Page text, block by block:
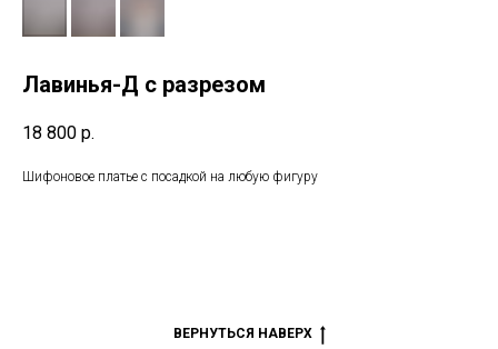
Лавинья-Д с разрезом
18 800 р.
Шифоновое платье с посадкой на любую фигуру
ВЕРНУТЬСЯ НАВЕРХ